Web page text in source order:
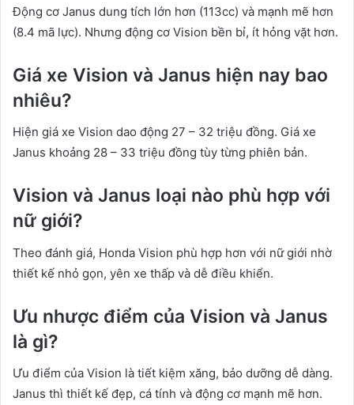
Động cơ Janus dung tích lớn hơn (113cc) và mạnh mẽ hơn
(8.4 mã lực). Nhưng động cơ Vision bền bỉ, ít hỏng vặt hơn.
Giá xe Vision và Janus hiện nay bao
nhiêu?
Hiện giá xe Vision dao động 27 – 32 triệu đồng. Giá xe
Janus khoảng 28 – 33 triệu đồng tùy từng phiên bản.
Vision và Janus loại nào phù hợp với
nữ giới?
Theo đánh giá, Honda Vision phù hợp hơn với nữ giới nhờ
thiết kế nhỏ gọn, yên xe thấp và dễ điều khiển.
Ưu nhược điểm của Vision và Janus
là gì?
Ưu điểm của Vision là tiết kiệm xăng, bảo dưỡng dễ dàng.
Janus thì thiết kế đẹp, cá tính và động cơ mạnh mẽ hơn.